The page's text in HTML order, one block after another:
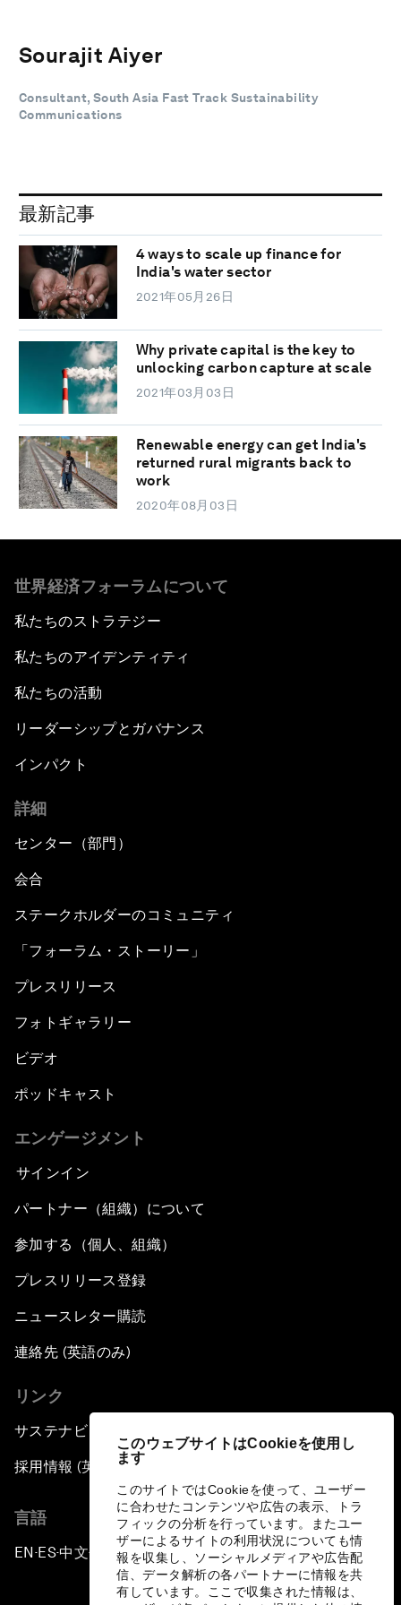
このウェブサイトはCookieを使用し
ます
このサイトではCookieを使って、ユーザー
に合わせたコンテンツや広告の表示、トラ
フィックの分析を行っています。またユー
ザーによるサイトの利用状況についても情
報を収集し、ソーシャルメディアや広告配
信、データ解析の各パートナーに情報を共
有しています。ここで収集された情報は、
Sourajit Aiyer
Consultant, South Asia Fast Track Sustainability
Communications
最新記事
4 ways to scale up finance for
India's water sector
2021年05月26日
Why private capital is the key to
unlocking carbon capture at scale
2021年03月03日
Renewable energy can get India's
returned rural migrants back to
work
2020年08月03日
世界経済フォーラムについて
私たちのストラテジー
私たちのアイデンティティ
私たちの活動
リーダーシップとガバナンス
インパクト
詳細
センター（部門）
会合
ステークホルダーのコミュニティ
「フォーラム・ストーリー」
プレスリリース
フォトギャラリー
ビデオ
ポッドキャスト
エンゲージメント
サインイン
パートナー（組織）について
参加する（個人、組織）
プレスリリース登録
ニュースレター購読
連絡先 (英語のみ)
リンク
サステナビリティへの取り組み
採用情報 (英語のみ)
言語
EN ▪ES▪中文▪ 日本語